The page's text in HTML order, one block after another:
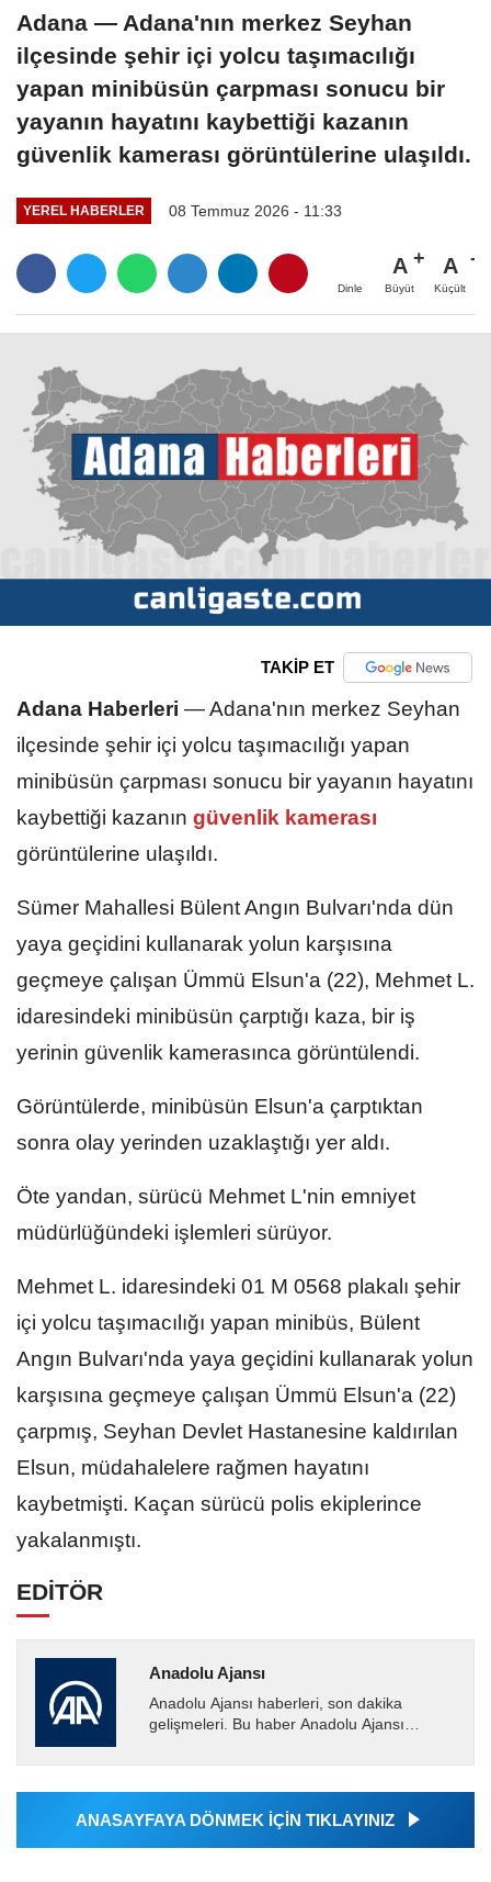
Adana — Adana'nın merkez Seyhan
ilçesinde şehir içi yolcu taşımacılığı
yapan minibüsün çarpması sonucu bir
yayanın hayatını kaybettiği kazanın
güvenlik kamerası görüntülerine ulaşıldı.
YEREL HABERLER 08 Temmuz 2026 - 11:33
Dinle
A
Büyüt
A
Küçült
TAKİP ET
Adana Haberleri —Adana'nın merkez Seyhan
ilçesinde şehir içi yolcu taşımacılığı yapan
minibüsün çarpması sonucu bir yayanın hayatını
kaybettiği kazanın güvenlik kamerası
görüntülerine ulaşıldı.
Sümer Mahallesi Bülent Angın Bulvarı'nda dün
yaya geçidini kullanarak yolun karşısına
geçmeye çalışan Ümmü Elsun'a (22), Mehmet L.
idaresindeki minibüsün çarptığı kaza, bir iş
yerinin güvenlik kamerasınca görüntülendi.
Görüntülerde, minibüsün Elsun'a çarptıktan
sonra olay yerinden uzaklaştığı yer aldı.
Öte yandan, sürücü Mehmet L'nin emniyet
müdürlüğündeki işlemleri sürüyor.
Mehmet L. idaresindeki 01 M 0568 plakalı şehir
içi yolcu taşımacılığı yapan minibüs, Bülent
Angın Bulvarı'nda yaya geçidini kullanarak yolun
karşısına geçmeye çalışan Ümmü Elsun'a (22)
çarpmış, Seyhan Devlet Hastanesine kaldırılan
Elsun, müdahalelere rağmen hayatını
kaybetmişti. Kaçan sürücü polis ekiplerince
yakalanmıştı.
EDİTÖR
Anadolu Ajansı
Anadolu Ajansı haberleri, son dakika
gelişmeleri. Bu haber Anadolu Ajansı
tarafından geçilen tüm...
ANASAYFAYA DÖNMEK İÇİN TIKLAYINIZ